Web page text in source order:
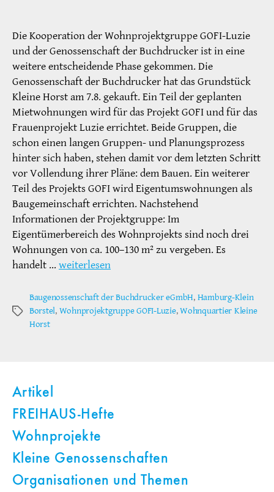
Die Kooperation der Wohnprojektgruppe GOFI-Luzie
und der Genossenschaft der Buchdrucker ist in eine
weitere entscheidende Phase gekommen. Die
Genossenschaft der Buchdrucker hat das Grundstück
Kleine Horst am 7.8. gekauft. Ein Teil der geplanten
Mietwohnungen wird für das Projekt GOFI und für das
Frauenprojekt Luzie errichtet. Beide Gruppen, die
schon einen langen Gruppen- und Planungsprozess
hinter sich haben, stehen damit vor dem letzten Schritt
vor Vollendung ihrer Pläne: dem Bauen. Ein weiterer
Teil des Projekts GOFI wird Eigentumswohnungen als
Baugemeinschaft errichten. Nachstehend
Informationen der Projektgruppe: Im
Eigentümerbereich des Wohnprojekts sind noch drei
Wohnungen von ca. 100–130 m² zu vergeben. Es
handelt … weiterlesen
Schlagwörter
Baugenossenschaft der Buchdrucker eGmbH, Hamburg-Klein
Borstel, Wohnprojektgruppe GOFI-Luzie,Wohnquartier Kleine
Horst
Artikel
FREIHAUS-Hefte
Wohnprojekte
Kleine Genossenschaften
Organisationen und Themen